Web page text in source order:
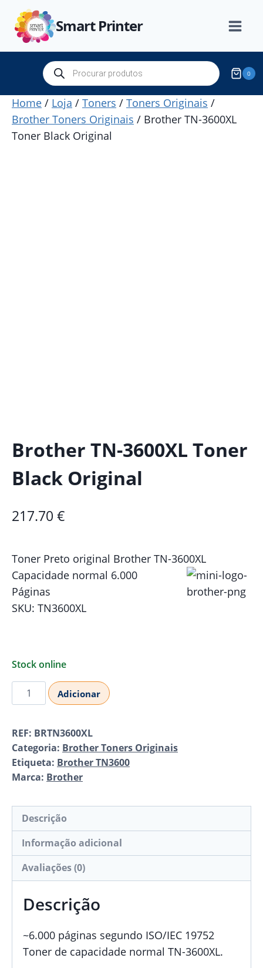
content
Smart Printer
Products
search 0
Home / Loja / Toners / Toners Originais /
Brother Toners Originais / Brother TN-3600XL
Toner Black Original
Brother TN-3600XL Toner
Black Original
217.70 €
Toner Preto original Brother TN-3600XL
Capacidade normal 6.000
Páginas
SKU: TN3600XL
Stock online
Quantidade
de
TN-
3600XL
Toner
Original
Adicionar
REF: BRTN3600XL
Categoria: Brother Toners Originais
Etiqueta: Brother TN3600
Marca: Brother
Descrição
Informação adicional
Avaliações (0)
Descrição
~6.000 páginas segundo ISO/IEC 19752
Toner de capacidade normal TN-3600XL.